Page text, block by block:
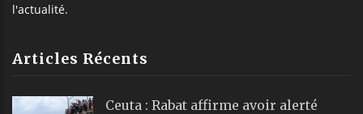
l'actualité.
Articles Récents
Ceuta : Rabat affirme avoir alerté